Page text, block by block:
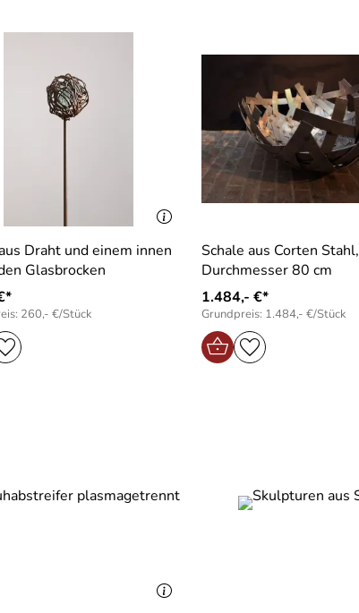
Draht und einem innen
Glasbrocken
260,- €/Stück
Schale aus Corten Stahl,
Durchmesser 80 cm
1.484,- €*
Grundpreis: 1.484,- €/Stück